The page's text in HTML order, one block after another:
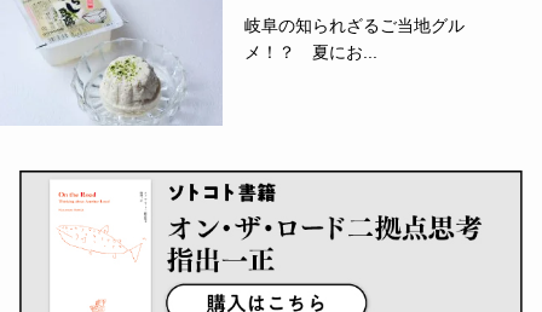
岐阜の知られざるご当地グル
メ！？ 夏にお...